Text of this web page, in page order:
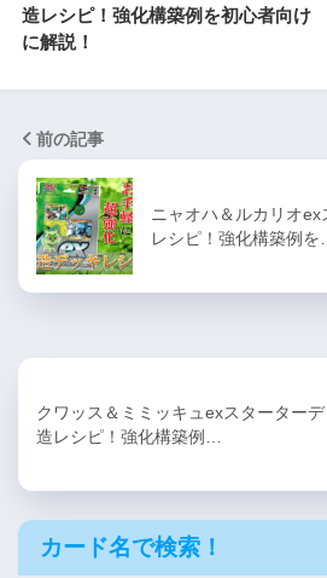
造レシピ！強化構築例を初心者向け
に解説！
前の記事
ニャオハ＆ルカリオ
レシピ！強化構築例を…
クワッス＆ミミッキュexスターター
造レシピ！強化構築例…
カード名で検索！